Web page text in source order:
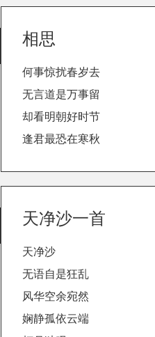
相思
何事惊扰春岁去
无言道是万事留
却看明朝好时节
逢君最恐在寒秋
天净沙一首
天净沙
无语自是狂乱
风华空余宛然
娴静孤依云端